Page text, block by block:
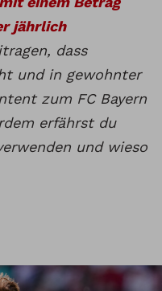
jährlich
dass
und in gewohnter
zum FC Bayern
erfährst du
und wieso